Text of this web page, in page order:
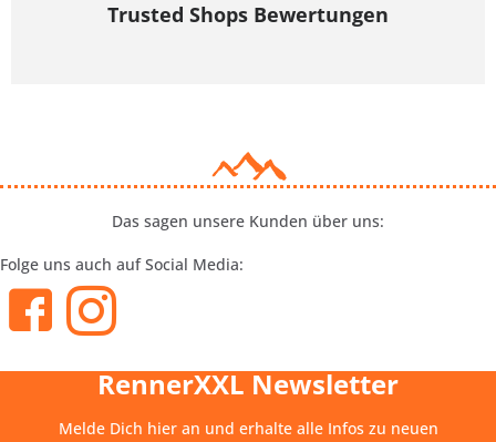
Trusted Shops Bewertungen
Das sagen unsere Kunden über uns:
Folge uns auch auf Social Media:
RennerXXL Newsletter
Melde Dich hier an und erhalte alle Infos zu neuen